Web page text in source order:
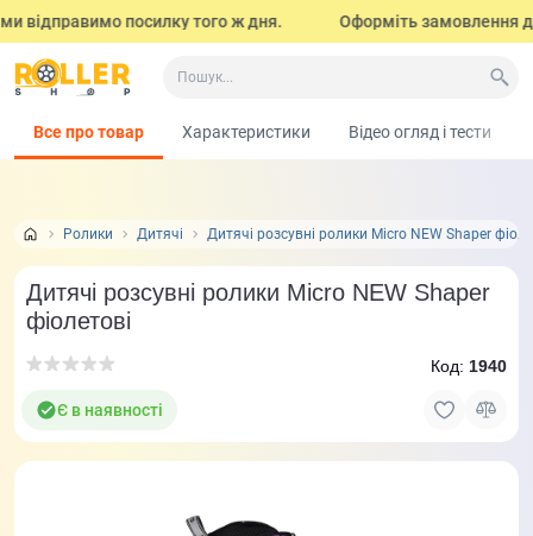
посилку того ж дня. Оформіть замовлення до
Ролики Дитячі Дитячі розсувні ролики Micro NEW Shaper
Все про товар Характеристики Відео огляд і тести
Дитячі розсувні ролики Micro NEW Shaper
фіолетові
Є в наявності
Код: 1940